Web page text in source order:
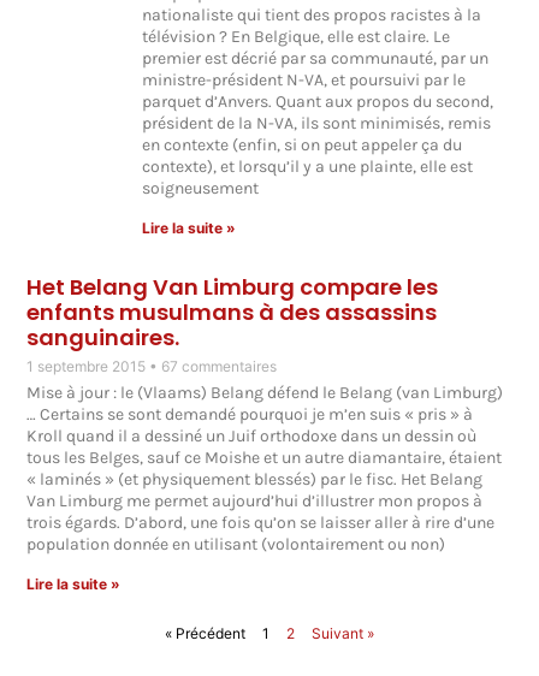
nationaliste qui tient des propos racistes à la
télévision ? En Belgique, elle est claire. Le
premier est décrié par sa communauté, par un
ministre-président N-VA, et poursuivi par le
parquet d’Anvers. Quant aux propos du second,
président de la N-VA, ils sont minimisés, remis
en contexte (enfin, si on peut appeler ça du
contexte), et lorsqu’il y a une plainte, elle est
soigneusement
Lire la suite »
Het Belang Van Limburg compare les
enfants musulmans à des assassins
sanguinaires.
1 septembre 2015 67 commentaires
Mise à jour : le (Vlaams) Belang défend le Belang (van Limburg)
… Certains se sont demandé pourquoi je m’en suis « pris » à
Kroll quand il a dessiné un Juif orthodoxe dans un dessin où
tous les Belges, sauf ce Moishe et un autre diamantaire, étaient
« laminés » (et physiquement blessés) par le fisc. Het Belang
Van Limburg me permet aujourd’hui d’illustrer mon propos à
trois égards. D’abord, une fois qu’on se laisser aller à rire d’une
population donnée en utilisant (volontairement ou non)
Lire la suite »
« Précédent 1 2 Suivant »